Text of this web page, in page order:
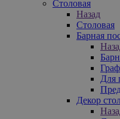
Столовая
Назад
Столовая
Барная
Для
Декор